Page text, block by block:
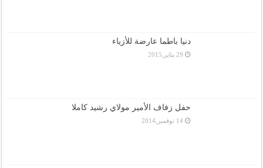
دنيا باطما عارضة للأزياء
29 يناير,2015
حفل زفاف الأمير مولاي رشيد كاملا
14 نوفمبر,2014